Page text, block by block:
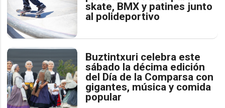
skate, BMX y patines junto
al polideportivo
Buztintxuri celebra este
sábado la décima edición
del Día de la Comparsa con
gigantes, música y comida
popular